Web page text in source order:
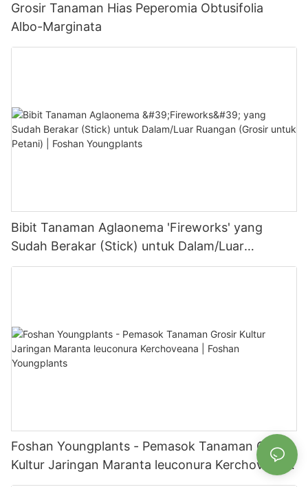
Grosir Tanaman Hias Peperomia Obtusifolia
Albo-Marginata
Bibit Tanaman Aglaonema 'Fireworks' yang
Sudah Berakar (Stick) untuk Dalam/Luar
Ruangan (Grosir untuk Petani) | Foshan
Foshan Youngplants - Pemasok Tanaman Grosir
Kultur Jaringan Maranta leuconura Kerchoveana
| Foshan Youngplants